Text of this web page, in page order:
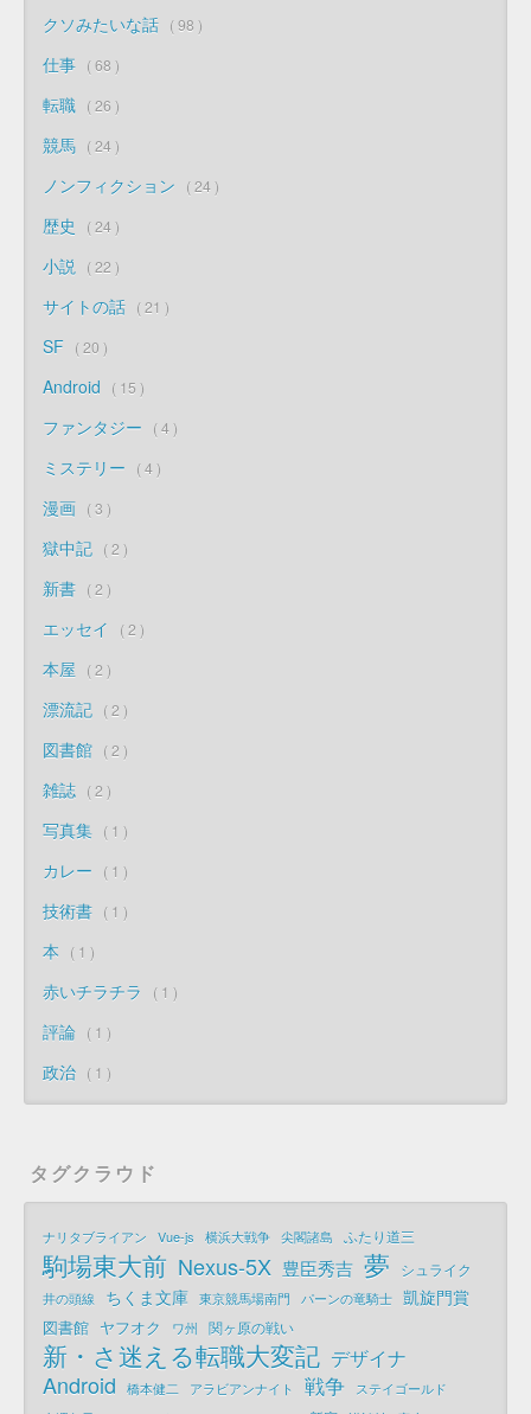
クソみたいな話 98
仕事 68
転職 26
競馬 24
ノンフィクション 24
歴史 24
小説 22
サイトの話 21
SF 20
Android 15
ファンタジー 4
ミステリー 4
漫画 3
獄中記 2
新書 2
エッセイ 2
本屋 2
漂流記 2
図書館 2
雑誌 2
写真集 1
カレー 1
技術書 1
本 1
赤いチラチラ 1
評論 1
政治 1
タグクラウド
ナリタブライアン Vue-js 横浜大戦争 尖閣諸島 ふたり道三
駒場東大前 Nexus-5X 豊臣秀吉 夢 シュライク
井の頭線 ちくま文庫 東京競馬場南門 パーンの竜騎士 凱旋門賞
図書館 ヤフオク ワ州 関ヶ原の戦い
新・さ迷える転職大変記 デザイナ
Android 橋本健二 アラビアンナイト 戦争
ステイゴールド